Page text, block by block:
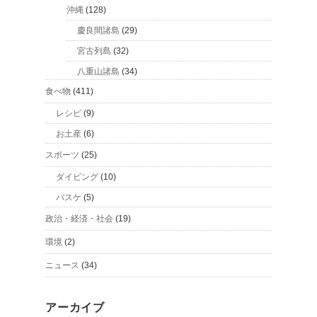
沖縄 (128)
慶良間諸島 (29)
宮古列島 (32)
八重山諸島 (34)
食べ物 (411)
レシピ (9)
お土産 (6)
スポーツ (25)
ダイビング (10)
バスケ (5)
政治・経済・社会 (19)
環境 (2)
ニュース (34)
アーカイブ